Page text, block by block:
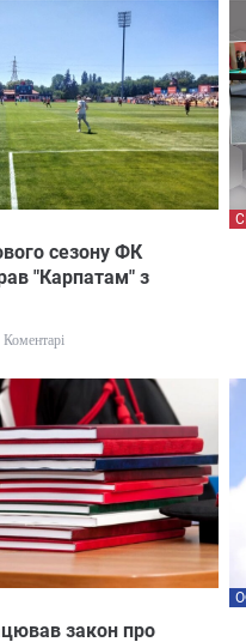
сезону ФК
"Карпатам" з
Коментарі
закон про